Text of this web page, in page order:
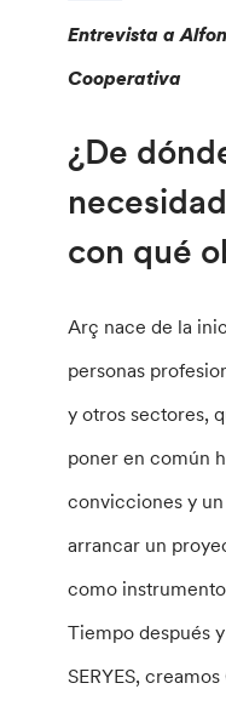
Entrevista a
Cooperativa
¿De
con qué
Arç nace de la
personas
y otros sectores,
poner en común
convicciones y
arrancar un
como
Tiempo después
SERYES,